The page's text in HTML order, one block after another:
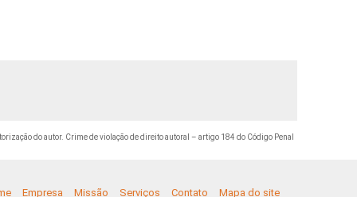
do autor. Crime de violação de direito autoral – artigo 184 do Código Penal
Empresa Missão Serviços Contato Mapa do site